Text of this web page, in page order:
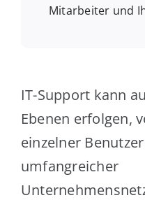
Mitarbeiter und
IT-Support kann
Ebenen erfolgen,
einzelner
umfangreicher